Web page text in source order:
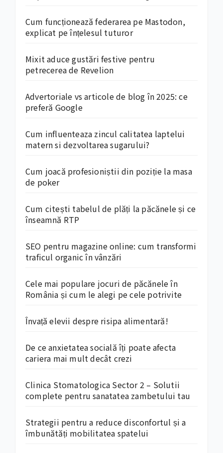
Cum funcționează federarea pe Mastodon,
explicat pe înțelesul tuturor
Mixit aduce gustări festive pentru
petrecerea de Revelion
Advertoriale vs articole de blog în 2025: ce
preferă Google
Cum influenteaza zincul calitatea laptelui
matern si dezvoltarea sugarului?
Cum joacă profesioniștii din poziție la masa
de poker
Cum citești tabelul de plăți la păcănele și ce
înseamnă RTP
SEO pentru magazine online: cum transformi
traficul organic în vânzări
Cele mai populare jocuri de păcănele în
România și cum le alegi pe cele potrivite
Învață elevii despre risipa alimentară!
De ce anxietatea socială îți poate afecta
cariera mai mult decât crezi
Clinica Stomatologica Sector 2 – Solutii
complete pentru sanatatea zambetului tau
Strategii pentru a reduce disconfortul și a
îmbunătăți mobilitatea spatelui